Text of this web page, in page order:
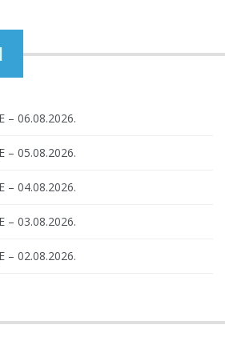
– 06.08.2026.
– 05.08.2026.
– 04.08.2026.
– 03.08.2026.
– 02.08.2026.